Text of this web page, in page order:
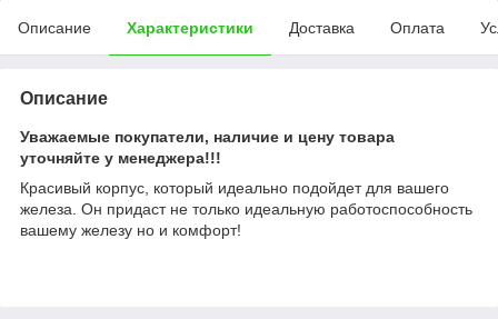
Описание Характеристики Доставка Оплата
Описание
Уважаемые покупатели, наличие и цену товара
уточняйте у менеджера!!!
Красивый корпус, который идеально подойдет для вашего
железа. Он придаст не только идеальную работоспособность
вашему железу но и комфорт!